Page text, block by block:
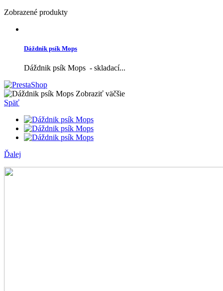
Zobrazené produkty
Dáždnik psík Mops
Dáždnik psík Mops - skladací...
Zobraziť väčšie
Späť
Ďalej